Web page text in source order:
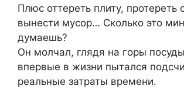
Плюс оттереть плиту, протереть
вынести мусор… Сколько это
думаешь?
Он молчал, глядя на горы
впервые в жизни пытался
реальные затраты времени.